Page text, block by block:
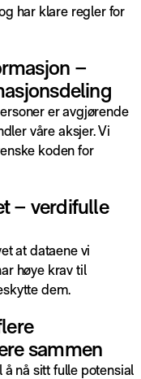
har klare regler for
–
er avgjørende
våre aksjer. Vi
koden for
– verdifulle
at dataene vi
høye krav til
dem.
sammen
nå sitt fulle potensial